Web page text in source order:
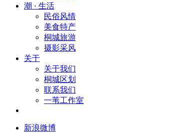
潮 · 生活
民俗风情
美食特产
桐城旅游
摄影采风
关于
关于我们
桐城区划
联系我们
一苇工作室
新浪微博